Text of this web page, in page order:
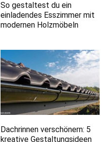
So gestaltest du ein
einladendes Esszimmer mit
modernen Holzmöbeln
Dachrinnen verschönern: 5
kreative Gestaltungsideen